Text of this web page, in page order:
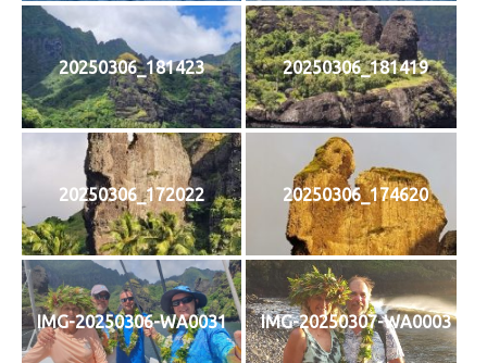
20250306_181423 20250306_181419
20250306_172022 20250306_174620
IMG-20250306-WA0031 IMG-20250307-WA0003